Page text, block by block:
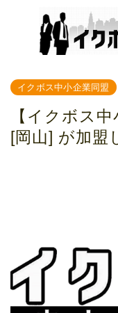
イクボス中小企業同盟
【イクボス
[岡山] が加盟